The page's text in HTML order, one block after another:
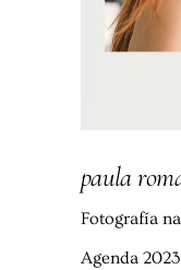
paula
Fotografía
Agenda